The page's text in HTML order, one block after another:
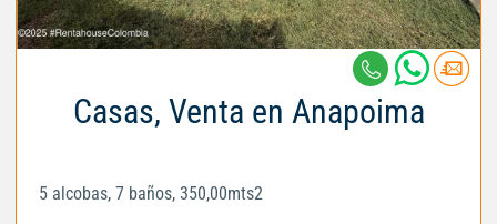
Casas, Venta en Anapoima
5 alcobas, 7 baños, 350,00mts2